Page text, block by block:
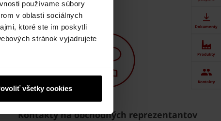
používame súbory
v oblasti sociálnych
ktoré ste im poskytli
stránok vyjadrujete
všetky cookies
Kontakty na obchodných reprezentantov
Dokumenty
Produkty
Kontakty